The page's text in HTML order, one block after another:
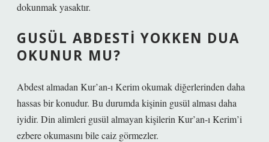
dokunmak yasaktır.
GUSÜL ABDESTI YOKKEN DUA
OKUNUR MU?
Abdest almadan Kur’an-ı Kerim okumak diğerlerinden daha
hassas bir konudur. Bu durumda kişinin gusül alması daha
iyidir. Din alimleri gusül almayan kişilerin Kur’an-ı Kerim’i
ezbere okumasını bile caiz görmezler.